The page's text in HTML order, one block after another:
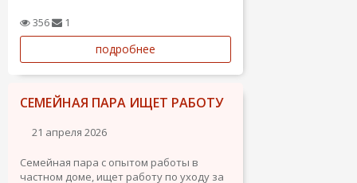
противопожарной и охранной
сигнализаций, контроля доступа, и т.д.
Ищу работу на которой смогу
использовать свой опыт и потенциал.
356 1
подробнее
СЕМЕЙНАЯ ПАРА ИЩЕТ РАБОТУ
21 апреля 2026
Семейная пара с опытом работы в
частном доме, ищет работу по уходу за